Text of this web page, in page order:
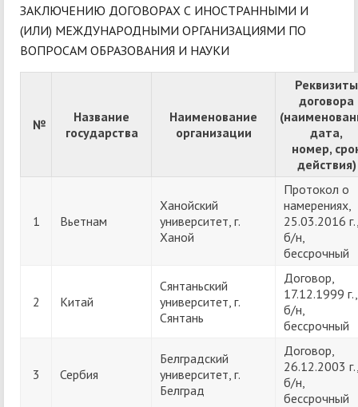
ЗАКЛЮЧЕНИЮ ДОГОВОРАХ С ИНОСТРАННЫМИ И
(ИЛИ) МЕЖДУНАРОДНЫМИ ОРГАНИЗАЦИЯМИ ПО
ВОПРОСАМ ОБРАЗОВАНИЯ И НАУКИ
№
Название
государства
Наименование
организации
Реквизиты
договора
дата,
номер,
действия)
1 Вьетнам
Ханойский
университет, г.
Ханой
Протокол о
намерениях,
25.03.2016
б/н,
бессрочный
2 Китай
Сянтаньский
университет, г.
Сянтань
Договор,
17.12.1999 г.,
б/н,
бессрочный
3 Сербия
Белградский
университет, г.
Белград
Договор,
26.12.2003
б/н,
бессрочный